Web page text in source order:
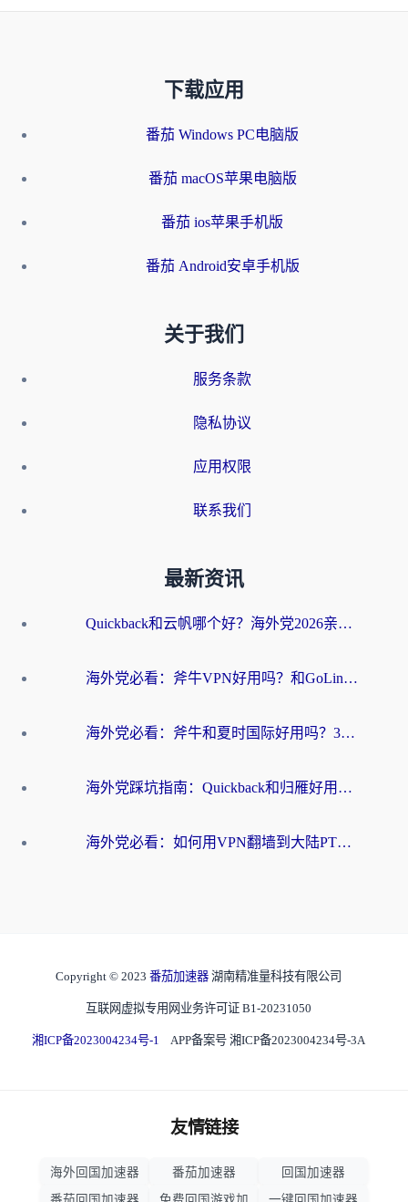
下载应用
番茄 Windows PC电脑版
番茄 macOS苹果电脑版
番茄 ios苹果手机版
番茄 Android安卓手机版
关于我们
服务条款
隐私协议
应用权限
联系我们
最新资讯
Quickback和云帆哪个好？海外党2026亲测指南：选对加速器大陆工具，无缝刷国内剧玩国服
海外党必看：斧牛VPN好用吗？和GoLinkVPN对比哪个回国效果更好？
海外党必看：斧牛和夏时国际好用吗？3步选对回国加速器，无缝刷国内资源
海外党踩坑指南：Quickback和归雁好用吗？选对加速器才能无缝刷国内资源
海外党必看：如何用VPN翻墙到大陆PTT？一篇解决你所有回国加速痛点
Copyright © 2023 番茄加速器 湖南精准量科技有限公司
互联网虚拟专用网业务许可证 B1-20231050
湘ICP备2023004234号-1 APP备案号 湘ICP备2023004234号-3A
友情链接
海外回国加速器 番茄加速器
回国加速器